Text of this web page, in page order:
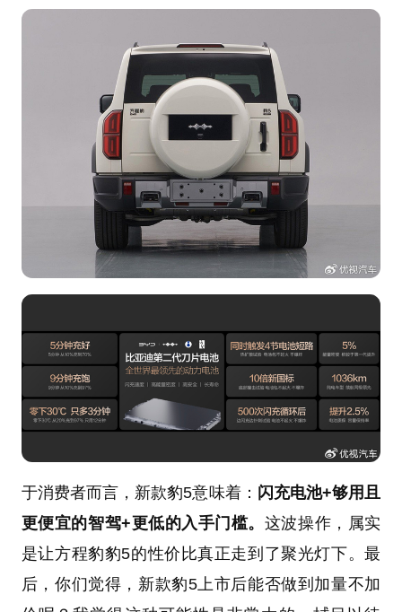
于消费者而言，新款豹5意味着： 闪充电池+够用且
更便宜的智驾+更低的入手门槛。 这波操作，属实
是让方程豹豹5的性价比真正走到了聚光灯下。最
后，你们觉得，新款豹5上市后能否做到加量不加